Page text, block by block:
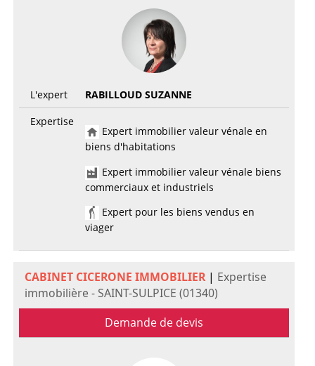
L'expert
RABILLOUD SUZANNE
Expertise
Expert immobilier valeur vénale en
biens d'habitations
Expert immobilier valeur vénale biens
commerciaux et industriels
Expert pour les biens vendus en
viager
CABINET CICERONE IMMOBILIER| Expertise
immobilière - SAINT-SULPICE (01340)
Demande de devis